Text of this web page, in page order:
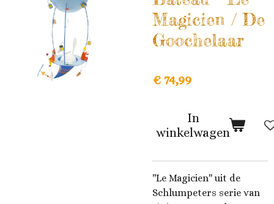
Magicien / De
Goochelaar
€ 74,99
In
winkelwagen
''Le Magicien'' uit de
Schlumpeters serie van